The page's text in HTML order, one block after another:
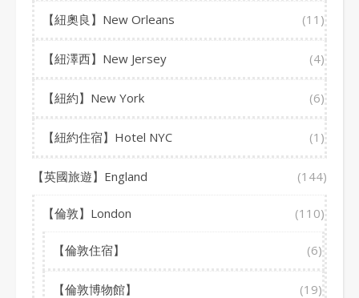
【紐奧良】New Orleans (11)
【紐澤西】New Jersey (4)
【紐約】New York (6)
【紐約住宿】Hotel NYC (1)
【英國旅遊】England (144)
【倫敦】London (110)
【倫敦住宿】 (6)
【倫敦博物館】 (19)